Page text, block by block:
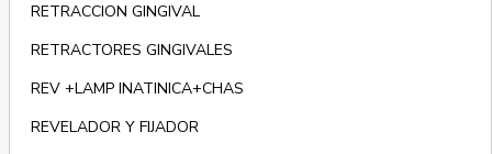
RETRACCION GINGIVAL
RETRACTORES GINGIVALES
REV +LAMP INATINICA+CHAS
REVELADOR Y FIJADOR